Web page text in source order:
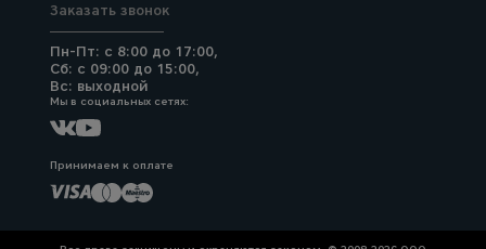
Заказать звонок
Пн-Пт: с 8:00 до 17:00,
Сб: с 09:00 до 15:00,
Вс: выходной
Мы в социальных сетях:
Принимаем к оплате